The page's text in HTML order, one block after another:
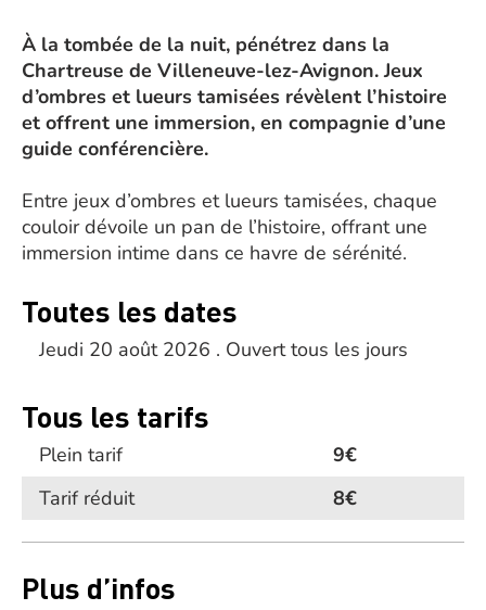
À la tombée de la nuit, pénétrez dans la
Chartreuse de Villeneuve-lez-Avignon. Jeux
d’ombres et lueurs tamisées révèlent l’histoire
et offrent une immersion, en compagnie d’une
guide conférencière.
Entre jeux d’ombres et lueurs tamisées, chaque
couloir dévoile un pan de l’histoire, offrant une
immersion intime dans ce havre de sérénité.
Toutes les dates
Jeudi 20 août 2026 . Ouvert tous les jours
Tous les tarifs
Plein tarif
9€
Tarif réduit
8€
Plus d’infos